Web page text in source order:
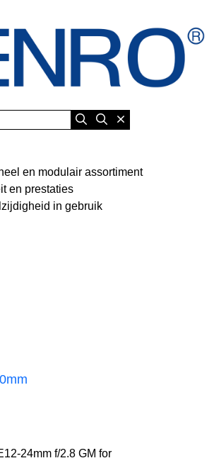
en modulair assortiment
en prestaties
in gebruik
24mm f/2.8 GM for